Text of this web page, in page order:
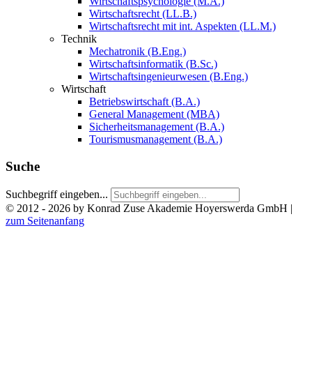
Wirtschaftsrecht (LL.B.)
Wirtschaftsrecht mit int. Aspekten (LL.M.)
Technik
Mechatronik (B.Eng.)
Wirtschaftsinformatik (B.Sc.)
Wirtschaftsingenieurwesen (B.Eng.)
Wirtschaft
Betriebswirtschaft (B.A.)
General Management (MBA)
Sicherheitsmanagement (B.A.)
Tourismusmanagement (B.A.)
Suche
Suchbegriff eingeben...
© 2012 - 2026 by Konrad Zuse Akademie Hoyerswerda GmbH |
zum Seitenanfang